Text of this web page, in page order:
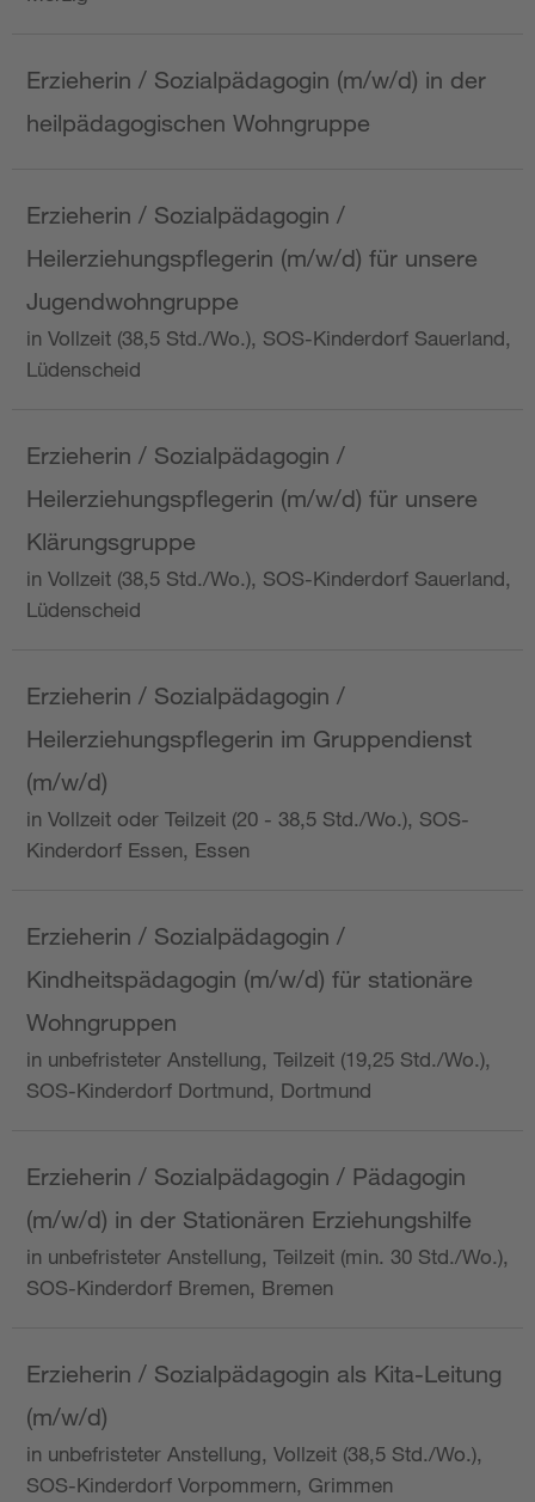
Erzieherin / Sozialpädagogin (m/w/d) in der
heilpädagogischen Wohngruppe
Erzieherin / Sozialpädagogin /
Heilerziehungspflegerin (m/w/d) für unsere
Jugendwohngruppe
in Vollzeit (38,5 Std./Wo.), SOS-Kinderdorf Sauerland,
Lüdenscheid
Erzieherin / Sozialpädagogin /
Heilerziehungspflegerin (m/w/d) für unsere
Klärungsgruppe
in Vollzeit (38,5 Std./Wo.), SOS-Kinderdorf Sauerland,
Lüdenscheid
Erzieherin / Sozialpädagogin /
Heilerziehungspflegerin im Gruppendienst
(m/w/d)
in Vollzeit oder Teilzeit (20 - 38,5 Std./Wo.), SOS-
Kinderdorf Essen, Essen
Erzieherin / Sozialpädagogin /
Kindheitspädagogin (m/w/d) für stationäre
Wohngruppen
in unbefristeter Anstellung, Teilzeit (19,25 Std./Wo.),
SOS-Kinderdorf Dortmund, Dortmund
Erzieherin / Sozialpädagogin / Pädagogin
(m/w/d) in der Stationären Erziehungshilfe
in unbefristeter Anstellung, Teilzeit (min. 30 Std./Wo.),
SOS-Kinderdorf Bremen, Bremen
Erzieherin / Sozialpädagogin als Kita-Leitung
(m/w/d)
in unbefristeter Anstellung, Vollzeit (38,5 Std./Wo.),
SOS-Kinderdorf Vorpommern, Grimmen